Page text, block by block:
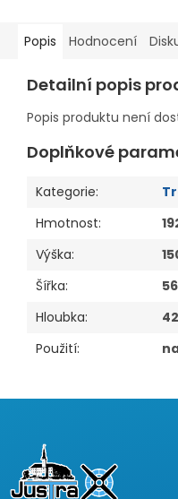
Popis Hodnocení
Detailní popis
Popis produktu není
Doplňkové
Kategorie:
Hmotnost:
Výška:
Šířka:
Hloubka:
Použití:
a